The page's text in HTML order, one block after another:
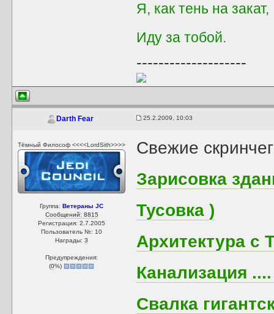
Я, как тень на закат,
Иду за тобой.
--------------------
Darth Fear 25.2.2009, 10:03
Тёмный Философ <<<<LordSith>>>>
Группа:Ветераны JC
Сообщений: 8815
Регистрация: 2.7.2005
Пользователь №: 10
Награды:3
Предупреждения:
(0%)
Свежие
Зарисовка
Тусовка )
Архитектура с
Канализация
Свалка